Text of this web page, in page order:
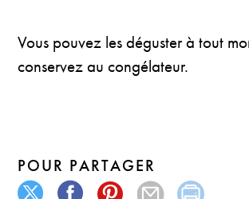
Vous pouvez les déguster à tout
conservez au congélateur.
POUR PARTAGER